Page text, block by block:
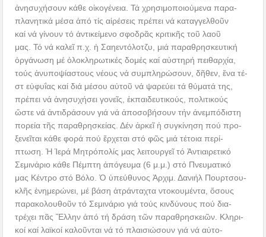
ἀνησυχήσουν κάθε οἰκογένεια. Τά χρησιμοποιούμενα παρα-
πλανητικά μέσα ἀπό τίς αἱρέσεις πρέπει νά καταγγελθοῦν
καί νά γίνουν τό ἀντικείμενο σφοδρᾶς κριτικῆς τοῦ λαοῦ
μας. Τό νά καλεῖ π.χ. ἡ Σαηεντόλοτζυ, μιά παραθρησκευτική
ὀργάνωση μέ ὁλοκληρωτικές δομές καί αὐστηρή πειθαρχία,
τούς ἀνυποψίαστους νέους νά συμπληρώσουν, δῆθεν, ἕνα τέ-
στ εὐφυΐας καί διά μέσου αὐτοῦ νά ψαρεύει τά θύματά της,
πρέπει νά ἀνησυχήσει γονεῖς, ἐκπαιδευτικούς, πολιτικούς
ὥστε νά ἀντιδράσουν γιά νά ἀποσοβήσουν τήν ἀνεμπόδιστη
πορεία τῆς παραθρησκείας. Δέν ἀρκεῖ ἡ συγκίνηση πού προ-
ξενεῖται κάθε φορά πού ἔρχεται στό φῶς μιά τέτοια περί-
πτωση. Ἡ Ἱερά Μητρόπολίς μας λειτουργεῖ τό Ἀντιαιρετικό
Σεμινάριο κάθε Πέμπτη ἀπόγευμα (6 μ.μ.) στό Πνευματικό
μας Κέντρο στό Βόλο. Ὁ ὑπεύθυνος Ἀρχιμ. Δανιήλ Πουρτσου-
κλῆς ἐνημερώνει, μέ βάση ἀτράνταχτα ντοκουμέντα, ὅσους
παρακολουθοῦν τό Σεμινάριο γιά τούς κινδύνους πού δια-
τρέχει πᾶς Ἕλλην ἀπό τή δράση τῶν παραθρησκειῶν. Κληρι-
κοί καί λαϊκοί καλοῦνται νά τό πλαισιώσουν γιά νά αὐτο-